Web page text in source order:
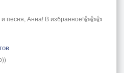
песня, Анна! В избранное!👍👍👍